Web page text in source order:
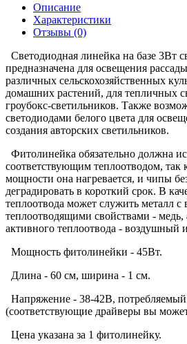
Описание
Характеристики
Отзывы (0)
Светодиодная линейка на базе 3Вт
предназначена для освещения
различных сельскохозяйственных
домашних растений, для тепличных
гроубокс-светильников. Также
светодиодами белого цвета для
создания авторских светильников.
Фитолинейка обязательно должна
соответствующим теплоотводом, так
мощности она нагревается, и чипы
деградировать в короткий срок. В
теплоотвода может служить металл
теплоотводящими свойствами -
активного теплоотвода - воздушный
Мощность фитолинейки - 45Вт.
Длина - 60 см, ширина - 1 см.
Напряжение - 38-42В,
(соответствующие драйверы вы
Цена указана за 1 фитолинейку.